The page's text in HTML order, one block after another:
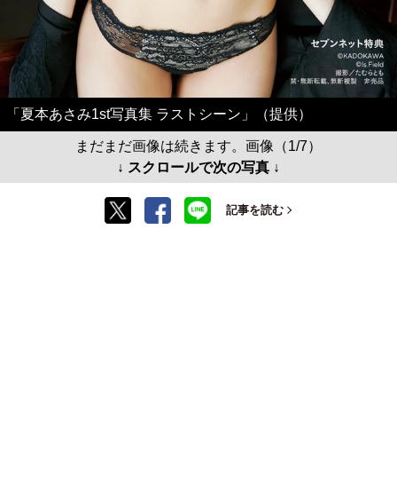
「夏本あさみ1st写真集 ラストシーン」（提供）
まだまだ画像は続きます。画像（1/7）
↓ スクロールで次の写真 ↓
記事を読む